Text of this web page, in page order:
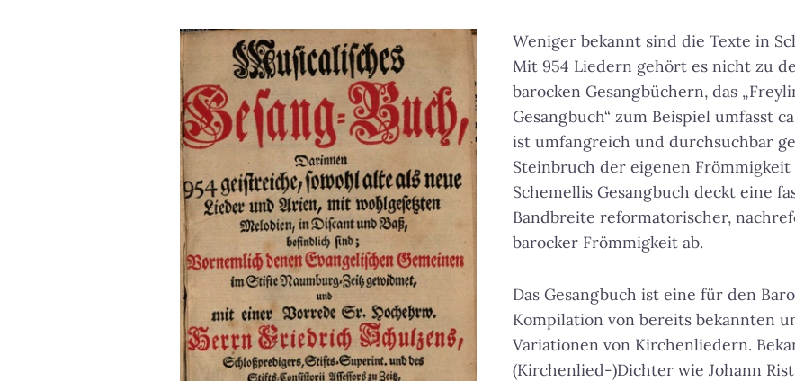
Weniger bekannt sind die Texte in
Mit 954 Liedern gehört es nicht zu
barocken Gesangbüchern, das
Gesangbuch“ zum Beispiel umfasst
ist umfangreich und durchsuchbar
Steinbruch der eigenen
Schemellis Gesangbuch deckt eine
Bandbreite reformatorischer,
barocker Frömmigkeit ab.
Das Gesangbuch ist eine für den
Kompilation von bereits bekannten
Variationen von Kirchenliedern.
(Kirchenlied-)Dichter wie Johann